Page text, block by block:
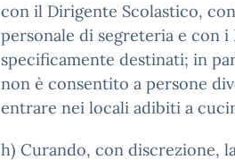
con il Dirigente Scolastico,
personale di segreteria e con
specificamente destinati; in
non è consentito a persone
entrare nei locali adibiti a
h) Curando, con discrezione,